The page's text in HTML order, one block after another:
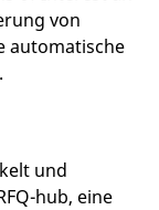
von
automatische
und
hub, eine